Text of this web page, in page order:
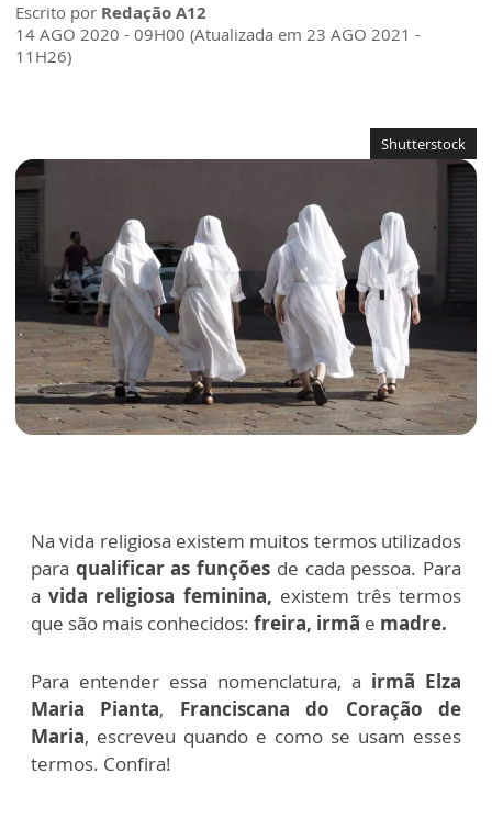
Escrito por Redação A12
14 AGO 2020 - 09H00 (Atualizada em 23 AGO 2021 -
11H26)
Shutterstock
Na vida religiosa existem muitos termos utilizados
para qualificar as funções de cada pessoa. Para
avida religiosa feminina, existem três termos
que são mais conhecidos: freira, irmã e madre.
Para entender essa nomenclatura, a irmã Elza
Maria Pianta, Franciscana do Coração de
Maria, escreveu quando e como se usam esses
termos. Confira!